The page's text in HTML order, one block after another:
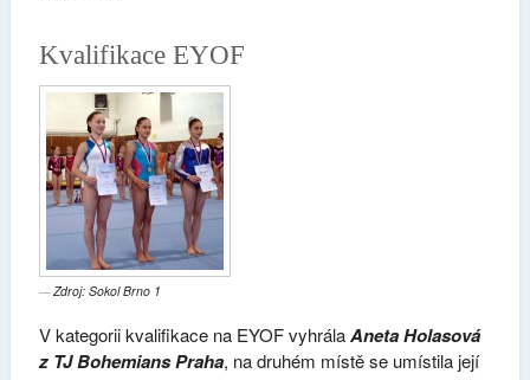
Kvalifikace EYOF
Zdroj: Sokol Brno 1
V kategorii kvalifikace na EYOF vyhrálaAneta Holasová
z TJ Bohemians Praha, na druhém místě se umístila její